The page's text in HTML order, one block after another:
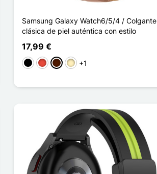
Samsung Galaxy Watch6/5/4 / Colgante
clásica de piel auténtica con estilo
17,99 €
NegroRojoMarrón oscuro
Marrón claro
+1